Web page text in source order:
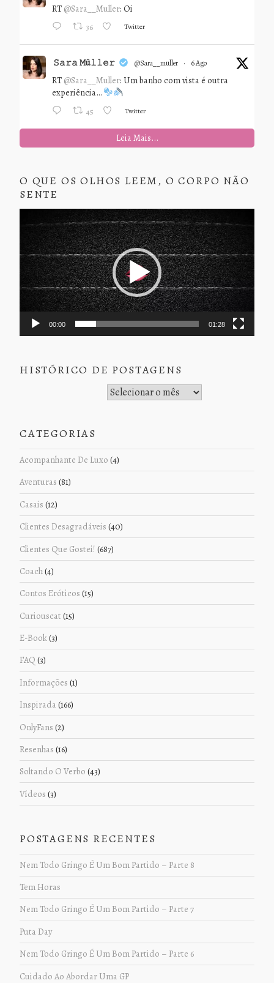
RT @Sara__Muller: Oi
36 Twitter
𝚂𝚊𝚛𝚊 𝙼ü𝚕𝚕𝚎𝚛 @sara__muller · 6 Ago
RT @Sara__Muller: Um banho com vista é outra
experiência…
45 Twitter
Leia Mais...
O QUE OS OLHOS LEEM, O CORPO NÃO
SENTE
de
vídeo
00:00 01:28
HISTÓRICO DE POSTAGENS
CATEGORIAS
Acompanhante De Luxo (4)
Aventuras (81)
Casais (12)
Clientes Desagradáveis (40)
Clientes Que Gostei! (687)
Coach(4)
Contos Eróticos (15)
Curiouscat (15)
E-Book(3)
FAQ (3)
Informações (1)
Inspirada (166)
OnlyFans (2)
Resenhas (16)
Soltando O Verbo (43)
Vídeos (3)
POSTAGENS RECENTES
Nem Todo Gringo É Um Bom Partido – Parte 8
Tem Horas
Nem Todo Gringo É Um Bom Partido – Parte 7
Puta Day
Nem Todo Gringo É Um Bom Partido – Parte 6
Cuidado Ao Abordar Uma GP